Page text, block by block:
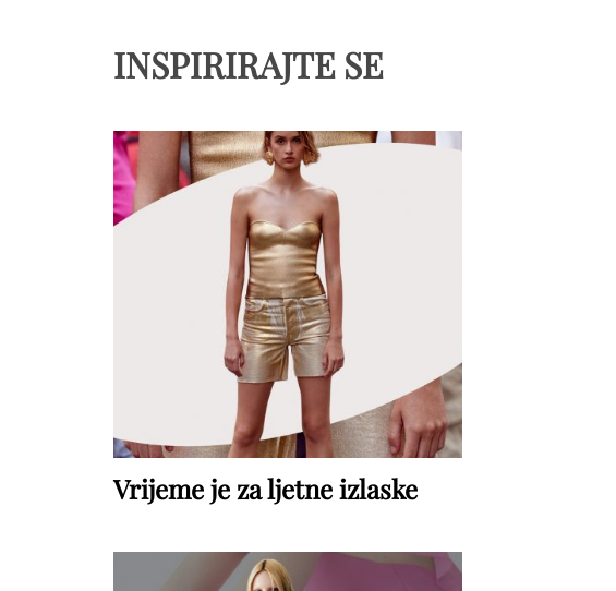
INSPIRIRAJTE SE
Vrijeme je za ljetne izlaske